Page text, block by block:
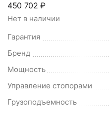
450 702 ₽
Нет в наличии
Гарантия
Бренд
Мощность
Управление стопорами
Грузоподъемность